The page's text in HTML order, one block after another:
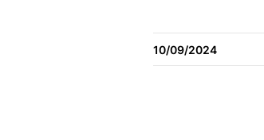
10/09/2024